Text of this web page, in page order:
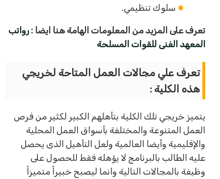
سلوك تنظيمي.
تعرف على المزيد من المعلومات الهامة هنا ايضا :رواتب
المعهد الفنى للقوات المسلحة
تعرف علي مجالات العمل المتاحة لخريجي
هذه الكلية :
يتميز خريجي تلك الكلية بتأهلهم الكبير لكثير من فرص
العمل المتنوعة والمختلفة بأسواق العمل المحلية
والإقليمية وأيضا العالمية ولعل التأهيل الذى يحصل
عليه الطالب بالبرنامج لا يؤهله فقط للحصول على
وظيفة بالمجالات التالية وانما ليصبح خبيراً متميزاً